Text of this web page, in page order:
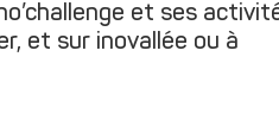
et ses
et sur inovallée ou à